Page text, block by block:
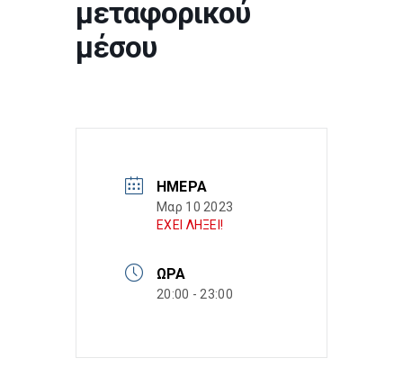
μεταφορικού
μέσου
ΗΜΈΡΑ
Μαρ 10 2023
ΕΧΕΙ ΛΗΞΕΙ!
ΏΡΑ
20:00 - 23:00